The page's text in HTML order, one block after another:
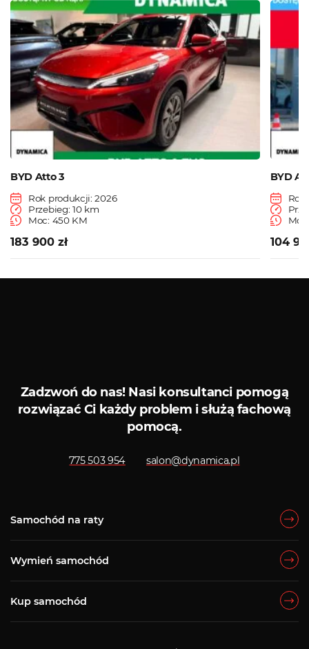
BYD Atto 3
Rok produkcji: 2026
Przebieg: 10 km
Moc: 450 KM
183 900 zł
BYD
Rok
104
Zadzwoń do nas!Nasi konsultanci pomogą
rozwiązać Ci każdy problem i służą fachową
pomocą.
775 503 954 salon@dynamica.pl
Samochód na raty
Wymień samochód
Kup samochód